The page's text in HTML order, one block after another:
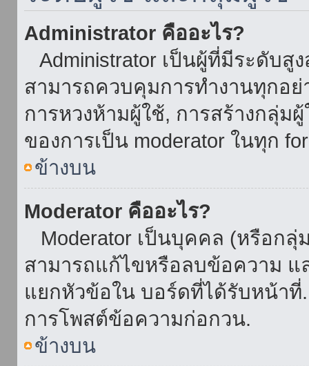
Administrator คืออะไร?
Administrator เป็นผู้ที่มีระดับ
สามารถควบคุมการทำงานทุกอ
การหวงห้ามผู้ใช้, การสร้างกลุ่ม
ของการเป็น moderator ในทุก
ข้างบน
Moderator คืออะไร?
Moderator เป็นบุคคล (หรือก
สามารถแก้ไขหรือลบข้อความ แ
แยกหัวข้อใน บอร์ดที่ได้รับหน้าที่
การโพสต์ข้อความก่อกวน.
ข้างบน